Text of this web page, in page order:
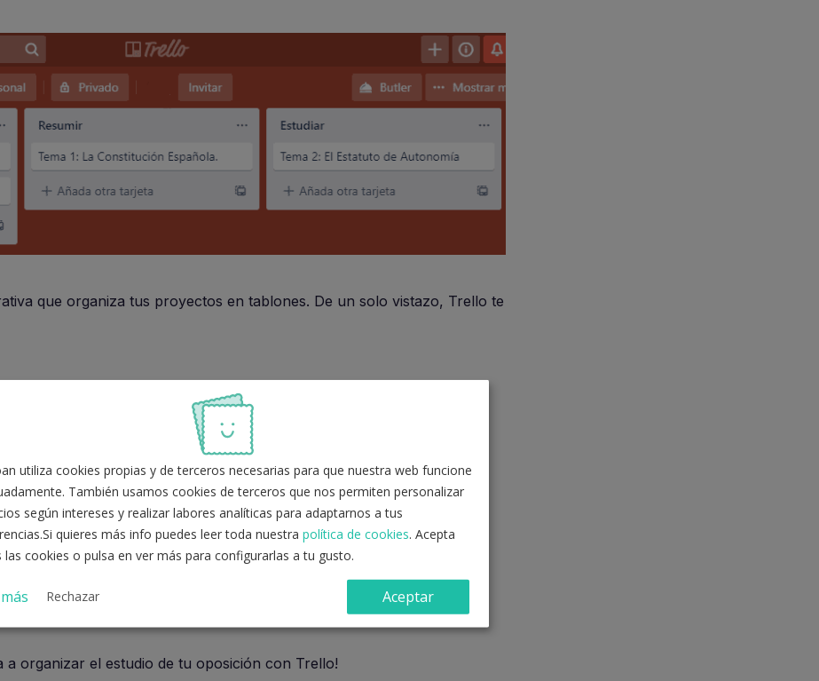
que organiza tus proyectos en tablones. De un solo vistazo, Trello te
de tablón.
cada tema de tu temario de oposición e ir desplazándola por
por ejemplo:
a organizar el estudio de tu oposición con Trello!
utiliza cookies propias y de terceros necesarias para que nuestra web funcione
También usamos cookies de terceros que nos permiten personalizar
según intereses y realizar labores analíticas para adaptarnos a tus
quieres más info puedes leer toda nuestra política de cookies. Acepta
las cookies o pulsa en ver más para configurarlas a tu gusto.
Rechazar Aceptar